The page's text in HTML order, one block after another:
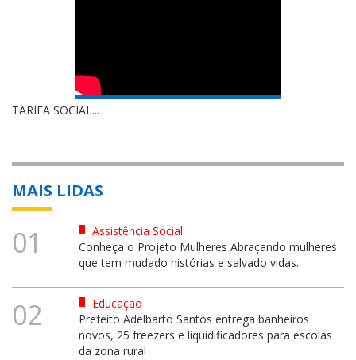
TARIFA SOCIAL...
MAIS LIDAS
01
Assistência Social
Conheça o Projeto Mulheres Abraçando mulheres
que tem mudado histórias e salvado vidas.
02
Educação
Prefeito Adelbarto Santos entrega banheiros
novos, 25 freezers e liquidificadores para escolas
da zona rural